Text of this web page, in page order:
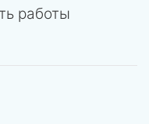
работы